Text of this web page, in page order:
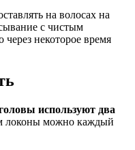
на волосах на
с чистым
через некоторое время
используют два
локоны можно каждый